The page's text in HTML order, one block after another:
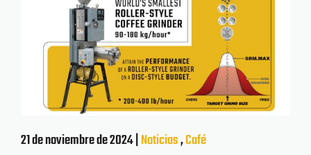
21 de noviembre de 2024 |Noticias,Café